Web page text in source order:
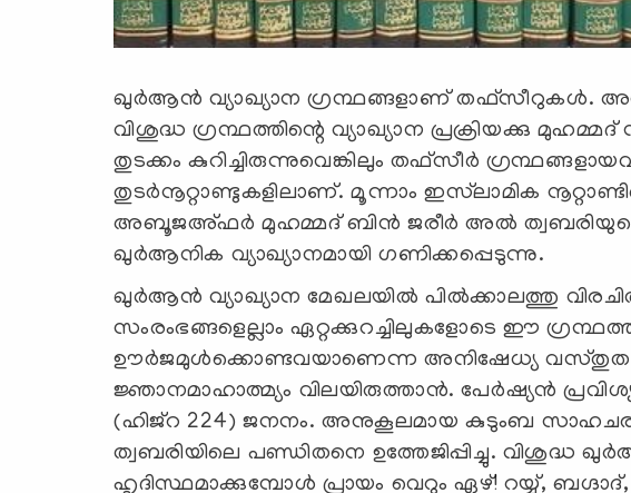
ഖുര്‍ആന്‍ വ്യാഖ്യാന ഗ്രന്ഥങ്ങളാണ് തഫ്‌സീറുകള്‍.
വിശുദ്ധ ഗ്രന്ഥത്തിന്റെ വ്യാഖ്യാന പ്രക്രിയക്കു
തുടക്കം കുറിച്ചിരുന്നുവെങ്കിലും തഫ്‌സീര്‍
തുടര്‍നൂറ്റാണ്ടുകളിലാണ്. മൂന്നാം ഇസ്‌ലാമിക
അബൂജഅ്ഫര്‍ മുഹമ്മദ് ബിന്‍ ജരീര്‍ അല്‍
ഖുര്‍ആനിക വ്യാഖ്യാനമായി ഗണിക്കപ്പെടുന്നു.
ഖുര്‍ആന്‍ വ്യാഖ്യാന മേഖലയില്‍ പില്‍ക്കാലത്തു
സംരംഭങ്ങളെല്ലാം ഏറ്റക്കുറച്ചിലുകളോടെ ഈ
ഊര്‍ജമുള്‍ക്കൊണ്ടവയാണെന്ന അനിഷേധ്യ വസ്തുത
ജ്ഞാനമാഹാത്മ്യം വിലയിരുത്താന്‍. പേര്‍ഷ്യന്‍
(ഹിജ്‌റ 224) ജനനം. അനുകൂലമായ കുടുംബ
ത്വബരിയിലെ പണ്ഡിതനെ ഉത്തേജിപ്പിച്ചു. വിശുദ്ധ
ഹൃദിസ്ഥമാക്കുമ്പോള്‍ പ്രായം വെറും ഏഴ്! റയ്യ്,